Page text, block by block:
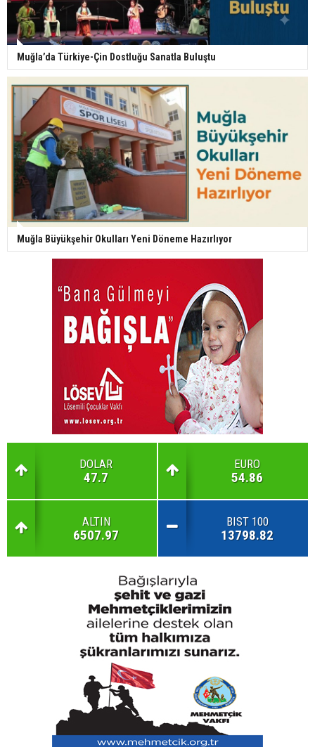
Muğla’da Türkiye-Çin Dostluğu Sanatla Buluştu
Muğla Büyükşehir Okulları Yeni Döneme Hazırlıyor
DOLAR
47.7
EURO
54.86
ALTIN
6507.97
BIST 100
13798.82